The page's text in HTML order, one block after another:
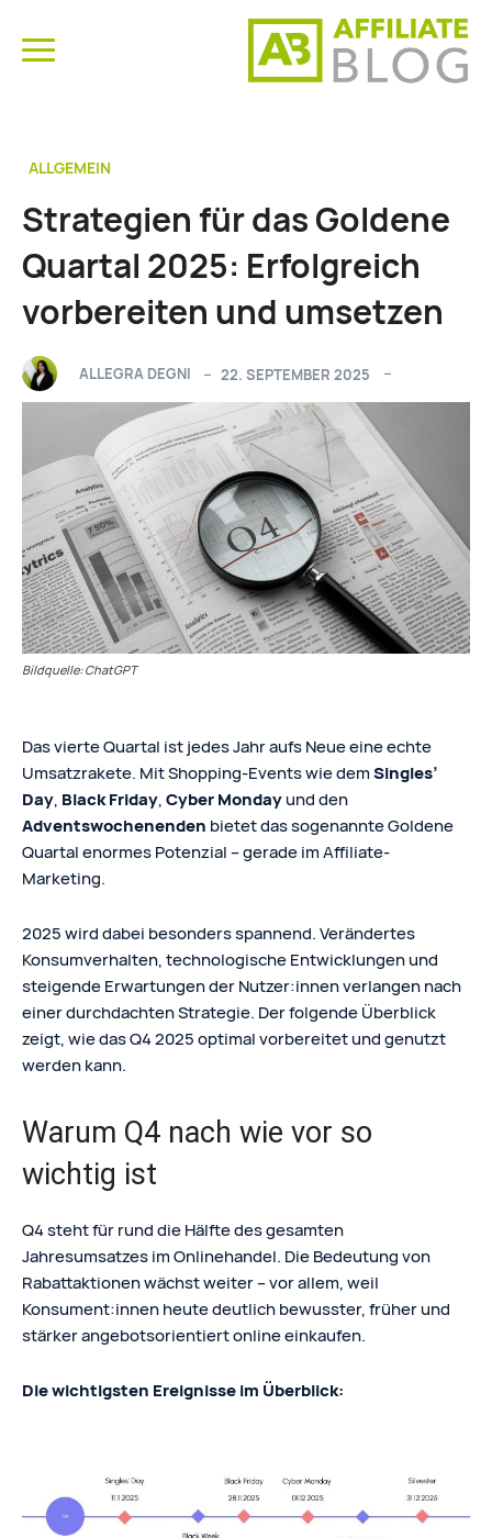
ALLGEMEIN
Strategien für das Goldene
Quartal 2025: Erfolgreich
vorbereiten und umsetzen
ALLEGRA DEGNI 22. SEPTEMBER 2025
Bildquelle: ChatGPT
Das vierte Quartal ist jedes Jahr aufs Neue eine echte
Umsatzrakete. Mit Shopping-Events wie demSingles’
Day, Black Friday,Cyber Mondayund den
Adventswochenenden bietet das sogenannte Goldene
Quartal enormes Potenzial – gerade im Affiliate-
Marketing.
2025 wird dabei besonders spannend. Verändertes
Konsumverhalten, technologische Entwicklungen und
steigende Erwartungen der Nutzer:innen verlangen nach
einer durchdachten Strategie. Der folgende Überblick
zeigt, wie das Q4 2025 optimal vorbereitet und genutzt
werden kann.
Warum Q4 nach wie vor so
wichtig ist
Q4 steht für rund die Hälfte des gesamten
Jahresumsatzes im Onlinehandel. Die Bedeutung von
Rabattaktionen wächst weiter – vor allem, weil
Konsument:innen heute deutlich bewusster, früher und
stärker angebotsorientiert online einkaufen.
Die wichtigsten Ereignisse im Überblick: